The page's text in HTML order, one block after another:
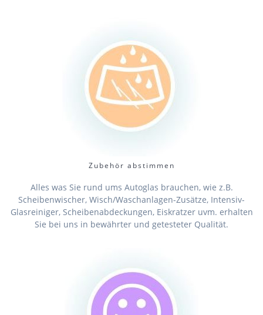
Zubehör abstimmen
Alles was Sie rund ums Autoglas brauchen, wie z.B.
Scheibenwischer, Wisch/Waschanlagen-Zusätze, Intensiv-
Glasreiniger, Scheibenabdeckungen, Eiskratzer uvm. erhalten
Sie bei uns in bewährter und getesteter Qualität.